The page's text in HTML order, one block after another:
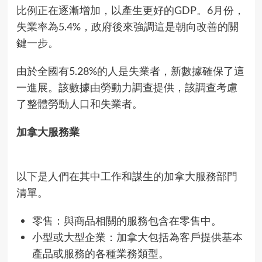
比例正在逐漸增加，以產生更好的GDP。6月份，
失業率為5.4%，政府後來強調這是朝向改善的關
鍵一步。
由於全國有5.28%的人是失業者，新數據確保了這
一進展。該數據由勞動力調查提供，該調查考慮
了整體勞動人口和失業者。
加拿大服務業
以下是人們在其中工作和謀生的加拿大服務部門
清單。
零售：與商品相關的服務包含在零售中。
小型或大型企業：加拿大包括為客戶提供基本
產品或服務的各種業務類型。